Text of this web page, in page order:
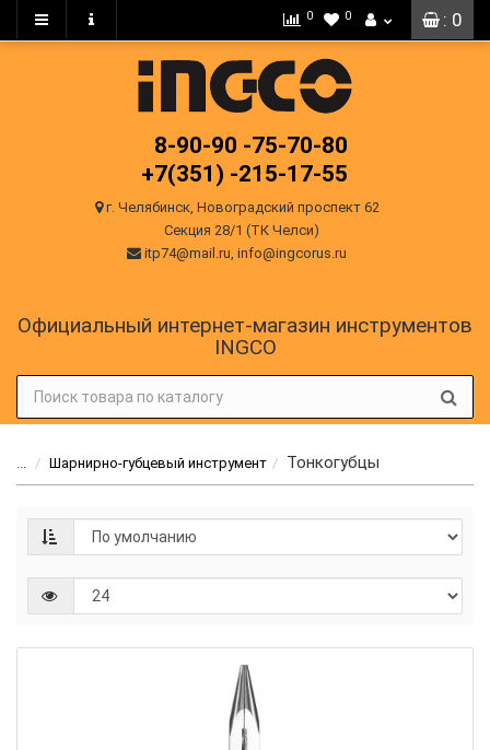
: 0
0 0
8-90-90 -75-70-80
+7(351) -215-17-55
г. Челябинск, Новоградский проспект 62
Секция 28/1 (ТК Челси)
itp74@mail.ru, info@ingcorus.ru
Официальный интернет-магазин инструментов
INGCO
... Шарнирно-губцевый инструмент Тонкогубцы